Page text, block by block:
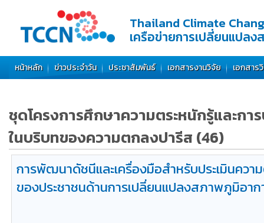
Thailand Climate
เครือข่ายการเปลี่ยนแปลง
หน้าหลัก ข่าวประจำวัน ประชาสัมพันธ์ เอกสารงานวิจัย เอกสาร
ชุดโครงการศึกษาความตระหนักรู้และก
ในบริบทของความตกลงปารีส (46)
การพัฒนาดัชนีและเครื่องมือสำหรับประเมินควา
ของประชาชนด้านการเปลี่ยนแปลงสภาพภูมิอา